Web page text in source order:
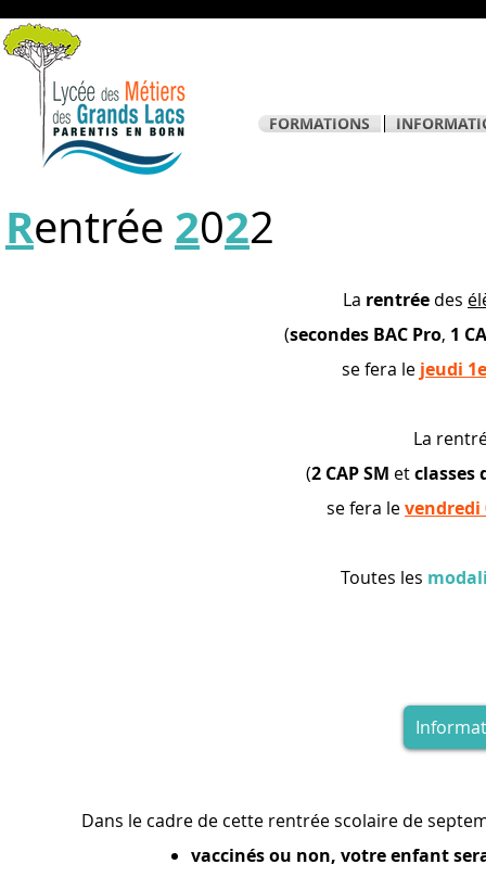
Rentrée 2022
La rentrée des
(secondes BAC Pro, 1
se fera le jeudi
La
(2 CAP SM etclasses
se fera levendredi
Toutes les
Dans le cadre de cette rentrée scolaire de
vaccinés ou non, votre enfant
FORMATIONS